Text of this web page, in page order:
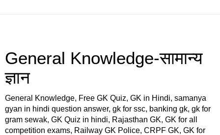
General Knowledge-सामान्य
ज्ञान
General Knowledge, Free GK Quiz, GK in Hindi, samanya
gyan in hindi question answer, gk for ssc, banking gk, gk for
gram sewak, GK Quiz in hindi, Rajasthan GK, GK for all
competition exams, Railway GK Police, CRPF GK, GK for